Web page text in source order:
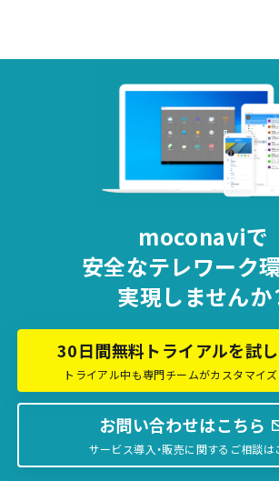
ジ
moconaviで
安全なテレワーク
実現しませんか
30日間無料トライアルを試
トライアル中も専門チームがカスタマイ
お問い合わせはこちら
サービス導入・販売に関するご相談は